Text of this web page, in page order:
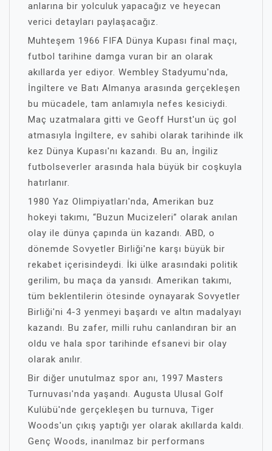
anlarına bir yolculuk yapacağız ve heyecan
verici detayları paylaşacağız.
Muhteşem 1966 FIFA Dünya Kupası final maçı,
futbol tarihine damga vuran bir an olarak
akıllarda yer ediyor. Wembley Stadyumu'nda,
İngiltere ve Batı Almanya arasında gerçekleşen
bu mücadele, tam anlamıyla nefes kesiciydi.
Maç uzatmalara gitti ve Geoff Hurst'un üç gol
atmasıyla İngiltere, ev sahibi olarak tarihinde ilk
kez Dünya Kupası'nı kazandı. Bu an, İngiliz
futbolseverler arasında hala büyük bir coşkuyla
hatırlanır.
1980 Yaz Olimpiyatları'nda, Amerikan buz
hokeyi takımı, “Buzun Mucizeleri” olarak anılan
olay ile dünya çapında ün kazandı. ABD, o
dönemde Sovyetler Birliği'ne karşı büyük bir
rekabet içerisindeydi. İki ülke arasındaki politik
gerilim, bu maça da yansıdı. Amerikan takımı,
tüm beklentilerin ötesinde oynayarak Sovyetler
Birliği'ni 4-3 yenmeyi başardı ve altın madalyayı
kazandı. Bu zafer, milli ruhu canlandıran bir an
oldu ve hala spor tarihinde efsanevi bir olay
olarak anılır.
Bir diğer unutulmaz spor anı, 1997 Masters
Turnuvası'nda yaşandı. Augusta Ulusal Golf
Kulübü'nde gerçekleşen bu turnuva, Tiger
Woods'un çıkış yaptığı yer olarak akıllarda kaldı.
Genç Woods, inanılmaz bir performans